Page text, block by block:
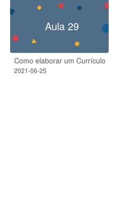
Aula 29
Como elaborar um Currículo
2021-06-25